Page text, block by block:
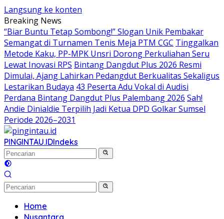
Langsung ke konten
Breaking News
“Biar Buntu Tetap Sombong!” Slogan Unik Pembakar
Semangat di Turnamen Tenis Meja PTM CGC Tinggalkan
Metode Kaku, PP-MPK Unsri Dorong Perkuliahan Seru
Lewat Inovasi RPS Bintang Dangdut Plus 2026 Resmi
Dimulai, Ajang Lahirkan Pedangdut Berkualitas Sekaligus
Lestarikan Budaya 43 Peserta Adu Vokal di Audisi
Perdana Bintang Dangdut Plus Palembang 2026 Sah!
Andie Dinialdie Terpilih Jadi Ketua DPD Golkar Sumsel
Periode 2026–2031
PINGINTAU.IDIndeks
Home
Nusantara